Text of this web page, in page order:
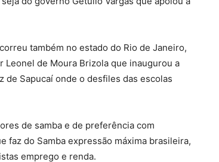
também no estado do Rio de Janeiro,
de Moura Brizola que inaugurou a
de Sapucaí onde o desfiles das escolas
de samba e de preferência com
faz do Samba expressão máxima brasileira,
emprego e renda.